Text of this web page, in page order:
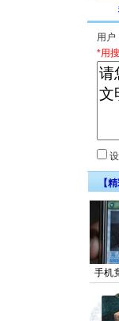
用户
*用
【
手机